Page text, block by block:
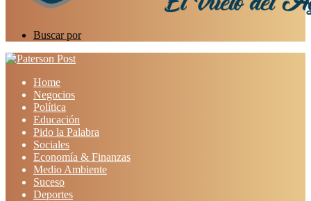
Buscar por
Home
Negocios
Política
Educación
Pido la Palabra
Sociales
Economía & Finanzas
Medio Ambiente
Suceso
Deportes